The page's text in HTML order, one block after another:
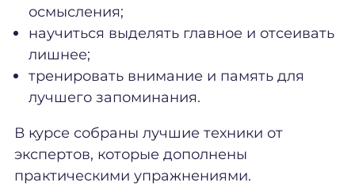
осмысления;
научиться выделять главное и отсеивать
лишнее;
тренировать внимание и память для
лучшего запоминания.
В курсе собраны лучшие техники от
экспертов, которые дополнены
практическими упражнениями.